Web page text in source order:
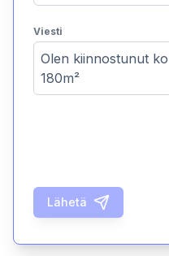
Viesti
Lähetä